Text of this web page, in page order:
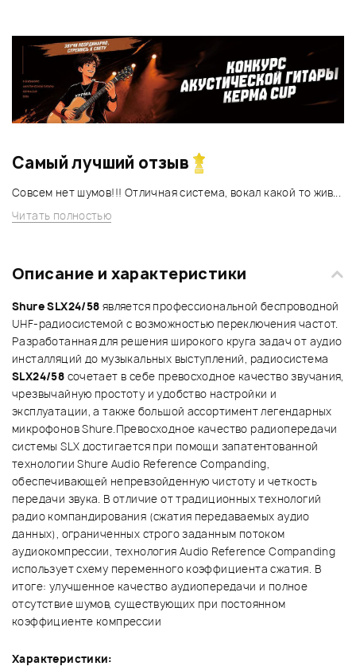
Самый лучший отзыв
Совсем нет шумов!!! Отличная система, вокал какой то жив...
Читать полностью
Описание и характеристики
Shure SLX24/58 является профессиональной беспроводной
UHF-радиосистемой с возможностью переключения частот.
Разработанная для решения широкого круга задач от аудио
инсталляций до музыкальных выступлений, радиосистема
SLX24/58 сочетает в себе превосходное качество звучания,
чрезвычайную простоту и удобство настройки и
эксплуатации, а также большой ассортимент легендарных
микрофонов Shure.Превосходное качество радиопередачи
системы SLX достигается при помощи запатентованной
технологии Shure Audio Reference Companding,
обеспечивающей непревзойденную чистоту и четкость
передачи звука. В отличие от традиционных технологий
радио компандирования (сжатия передаваемых аудио
данных), ограниченных строго заданным потоком
аудиокомпрессии, технология Audio Reference Companding
использует схему переменного коэффициента сжатия. В
итоге: улучшенное качество аудиопередачи и полное
отсутствие шумов, существующих при постоянном
коэффициенте компрессии
Характеристики: